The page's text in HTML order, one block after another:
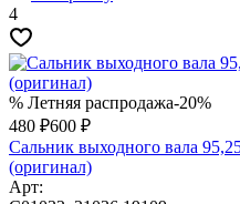
4
% Летняя распродажа-20%
480 ₽600 ₽
Сальник выходного вала
(оригинал)
Арт: